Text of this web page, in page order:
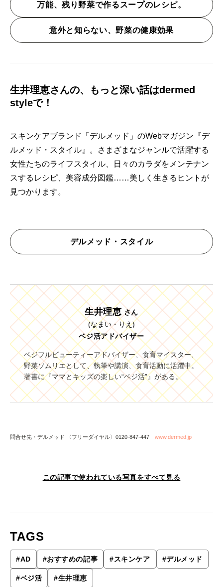
万能、残り野菜で作るスープのレシピ。
意外と知らない、野菜の健康効果
生井理恵さんの、もっと深い話はdermed
styleで！
スキンケアブランド「デルメッド」のWebマガジン『デ
ルメッド・スタイル』。さまざまなジャンルで活躍する
女性たちのライフスタイル、日々のカラダをメンテナン
スするレシピ、美容成分図鑑……美しく生きるヒントが
見つかります。
デルメッド・スタイル
生井理恵 さん
(なまい・りえ)
ベジ活アドバイザー
ベジフルビューティーアドバイザー、食育マイスター、
野菜ソムリエとして、執筆や講演、食育活動に活躍中。
著書に『ママとキッズの楽しい“ベジ活”』がある。
問合せ先・デルメッド 〈フリーダイヤル〉0120-847-447 www.dermed.jp
この記事で使われている写真をすべて見る
TAGS
#AD #おすすめの記事 #スキンケア #デルメッド
#ベジ活 #生井理恵